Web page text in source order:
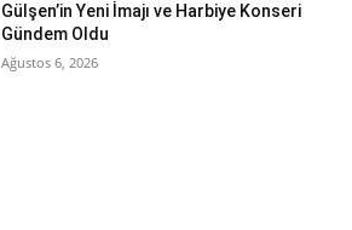
Gülşen’in Yeni İmajı ve Harbiye Konseri
Gündem Oldu
Ağustos 6, 2026